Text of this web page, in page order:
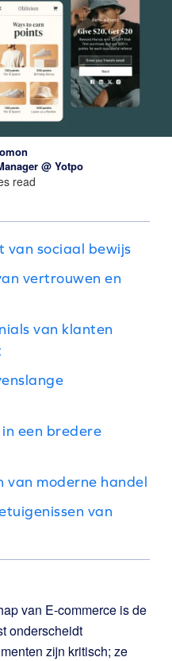
@ Yotpo
read
van sociaal bewijs
vertrouwen en
van klanten
een bredere
van moderne handel
van
van E-commerce is de
onderscheidt
zijn kritisch; ze